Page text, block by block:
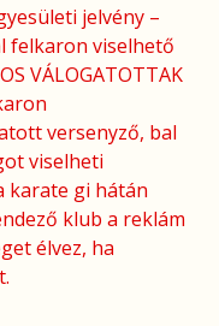
jelvény –
felkaron viselhető
VÁLOGATOTTAK
versenyző, bal
viselheti
karate gi hátán
klub a reklám
élvez, ha